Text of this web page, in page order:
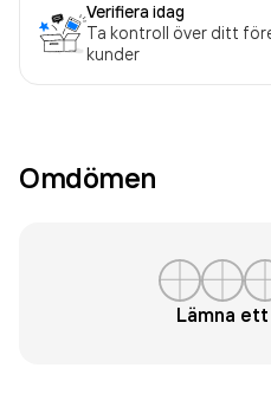
Verifiera idag
Ta kontroll över ditt
kunder
Omdömen
Lämna